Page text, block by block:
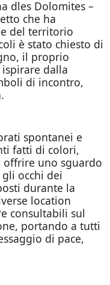
dles Dolomites –
che ha
del territorio
è stato chiesto di
il proprio
dalla
di incontro,
spontanei e
fatti di colori,
offrire uno sguardo
occhi dei
durante la
location
consultabili sul
portando a tutti
di pace,